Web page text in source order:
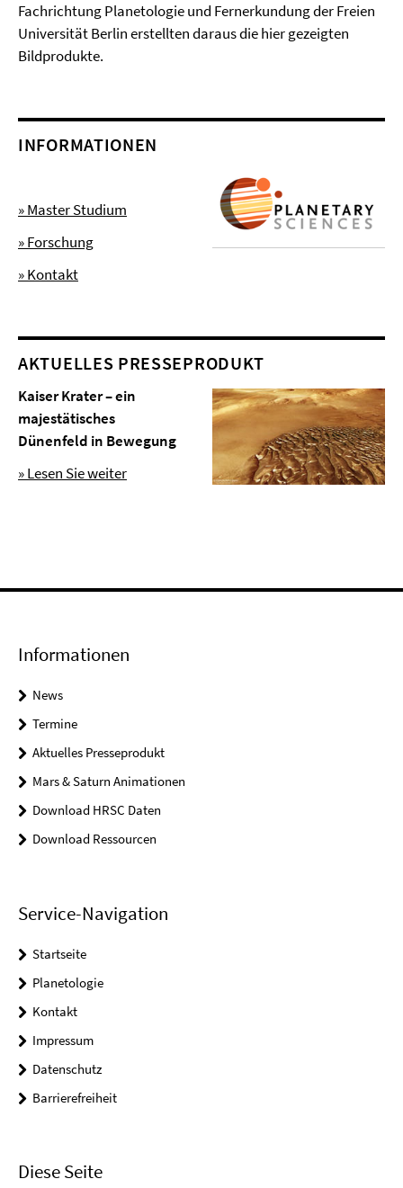
Fachrichtung Planetologie und Fernerkundung der Freien
Universität Berlin erstellten daraus die hier gezeigten
Bildprodukte.
INFORMATIONEN
» Master Studium
» Forschung
» Kontakt
AKTUELLES PRESSEPRODUKT
Kaiser Krater – ein
majestätisches
Dünenfeld in Bewegung
» Lesen Sie weiter
Informationen
News
Termine
Aktuelles Presseprodukt
Mars & Saturn Animationen
Download HRSC Daten
Download Ressourcen
Service-Navigation
Startseite
Planetologie
Kontakt
Impressum
Datenschutz
Barrierefreiheit
Diese Seite